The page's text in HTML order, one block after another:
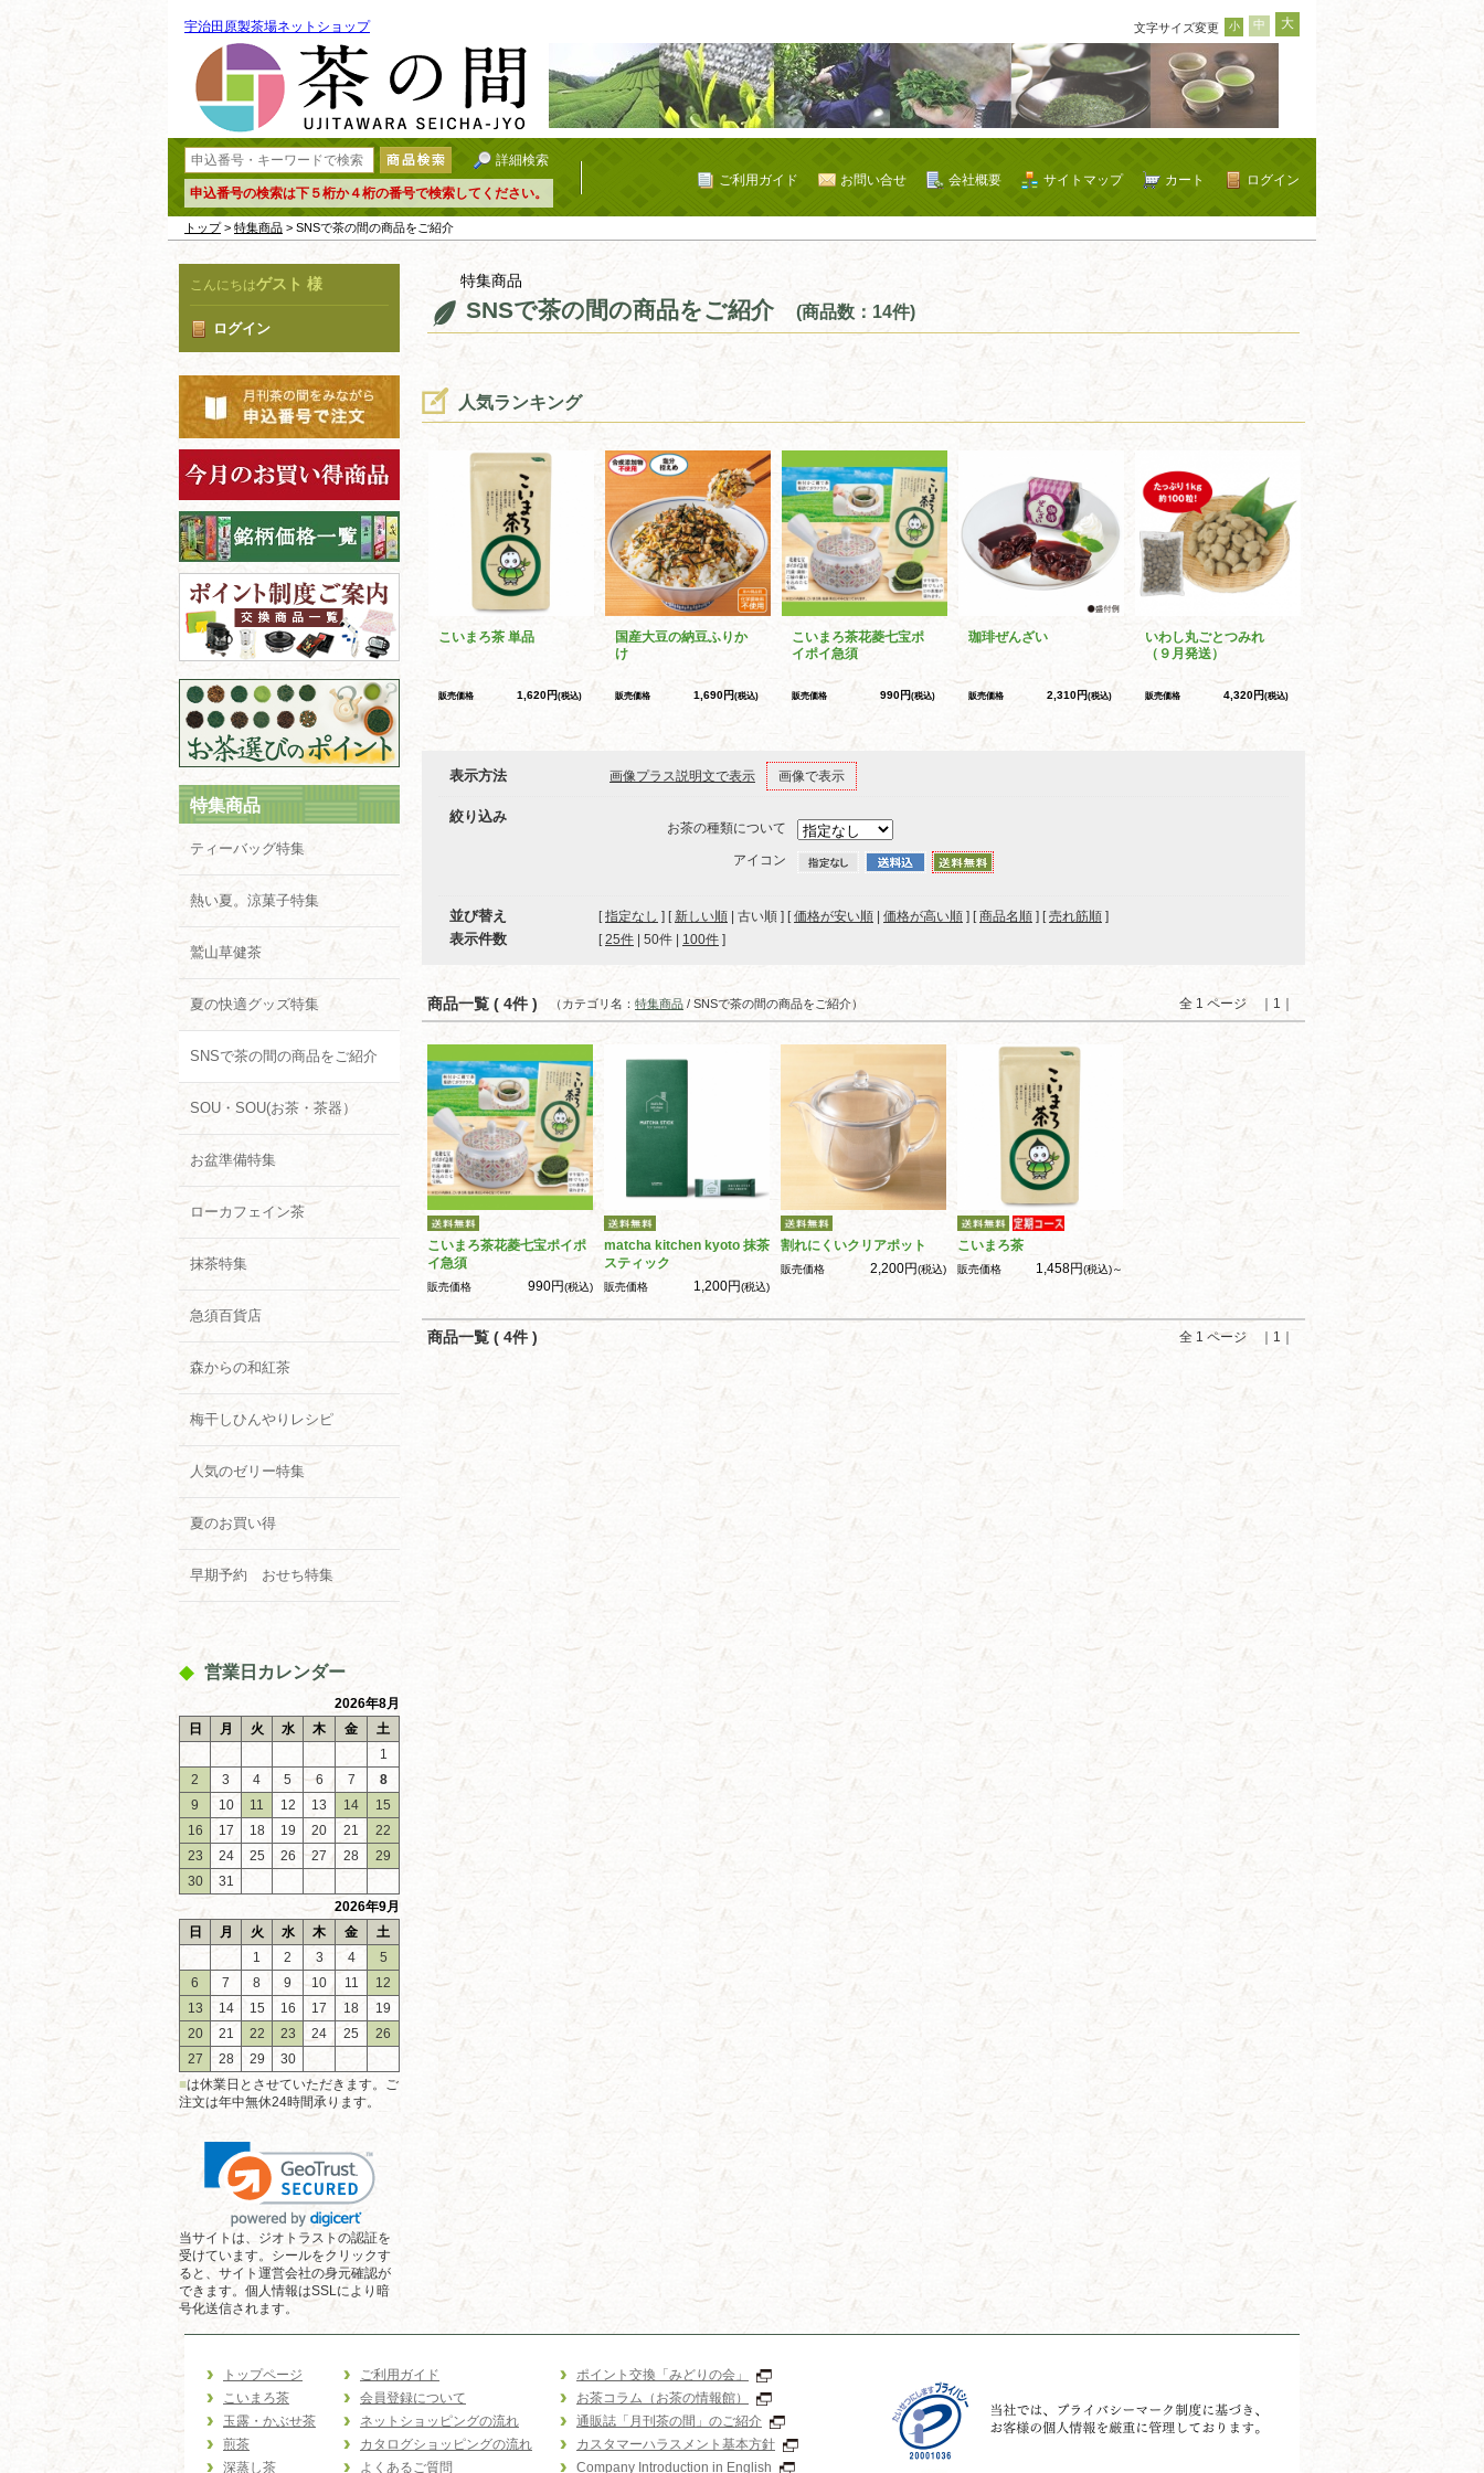
宇治田原製茶場ネットショップ 文字サイズ変更 小 中 大
詳細検索
申込番号の検索は下５桁か４桁の番号で検索してください。
ログイン
カート
サイトマップ
会社概要
お問い合せ
ご利用ガイド
トップ> 特集商品 > SNSで茶の間の商品をご紹介
こんにちはゲスト 様
ログイン
特集商品
ティーバッグ特集
熱い夏。涼菓子特集
鷲山草健茶
夏の快適グッズ特集
SNSで茶の間の商品をご紹介
SOU・SOU(お茶・茶器）
お盆準備特集
ローカフェイン茶
抹茶特集
急須百貨店
森からの和紅茶
梅干しひんやりレシピ
人気のゼリー特集
夏のお買い得
早期予約 おせち特集
営業日カレンダー
2026年8月
日
月 火 水 木 金
土
1
2
3 4 5 6 7
8
9
10 11 12 13 14
15
16
17 18 19 20 21
22
23
24 25 26 27 28
29
30
31
2026年9月
日
月 火 水 木 金
土
1
2 3 4
5
6
7 8 9 10 11
12
13
14 15 16 17 18
19
20
21 22 23 24 25
26
27
28 29
30
■は休業日とさせていただきます。ご
注文は年中無休24時間承ります。
当サイトは、ジオトラストの認証を
受けています。シールをクリックす
ると、サイト運営会社の身元確認が
できます。個人情報はSSLにより暗
号化送信されます。
特集商品
SNSで茶の間の商品をご紹介 (商品数：14件)
人気ランキング
こいまろ茶 単品
販売価格 1,620円(税込)
国産大豆の納豆ふりか
け
販売価格 1,690円(税込)
こいまろ茶花菱七宝ポ
イポイ急須
販売価格 990円(税込)
珈琲ぜんざい
販売価格 2,310円(税込)
いわし丸ごとつみれ
（９月発送）
販売価格 4,320円(税込)
表示方法 画像プラス説明文で表示 画像で表示
絞り込み
お茶の種類について
アイコン
並び替え [指定なし ] [ 新しい順 | 古い順 ] [価格が安い順 価格が高い順 ] [商品名順 ] [売れ筋順 ]
表示件数 [ 25件 50件 100件 ]
商品一覧 ( 4件 ) 全 1 ページ ｜1｜
（カテゴリ名： 特集商品 / SNSで茶の間の商品をご紹介）
こいまろ茶花菱七宝ポイポ
イ急須
販売価格 990円(税込)
matcha kitchen kyoto 抹茶
スティック
販売価格 1,200円(税込)
割れにくいクリアポット
販売価格 2,200円(税込)
こいまろ茶
販売価格 1,458円(税込)～
商品一覧 ( 4件 ) 全 1 ページ ｜1｜
トップページ
こいまろ茶
玉露・かぶせ茶
煎茶
深蒸し茶
ご利用ガイド
会員登録について
ネットショッピングの流れ
カタログショッピングの流れ
よくあるご質問
ポイント交換「みどりの会」
お茶コラム（お茶の情報館）
通販誌「月刊茶の間」のご紹介
カスタマーハラスメント基本方針
Company Introduction in English